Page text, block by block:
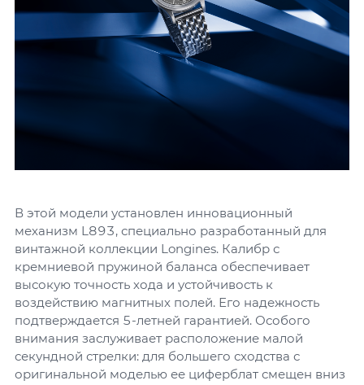
В этой модели установлен инновационный
механизм L893, специально разработанный для
винтажной коллекции Longines. Калибр с
кремниевой пружиной баланса обеспечивает
высокую точность хода и устойчивость к
воздействию магнитных полей. Его надежность
подтверждается 5-летней гарантией. Особого
внимания заслуживает расположение малой
секундной стрелки: для большего сходства с
оригинальной моделью ее циферблат смещен вниз